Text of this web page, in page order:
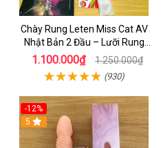
Chày Rung Leten Miss Cat AV
Nhật Bản 2 Đầu – Lưỡi Rung
Siêu Mạnh Kết Hợp Sưởi Ấm Cho
Nữ Sung Sướng
1.100.000₫ 1.250.000₫
(930)
-12%
5